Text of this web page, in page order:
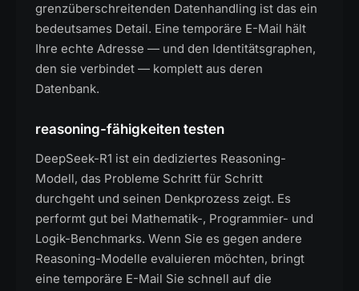
grenzüberschreitenden Datenhandling ist das ein
bedeutsames Detail. Eine temporäre E-Mail hält
Ihre echte Adresse — und den Identitätsgraphen,
den sie verbindet — komplett aus deren
Datenbank.
reasoning-fähigkeiten testen
DeepSeek-R1 ist ein dediziertes Reasoning-
Modell, das Probleme Schritt für Schritt
durchgeht und seinen Denkprozess zeigt. Es
performt gut bei Mathematik-, Programmier- und
Logik-Benchmarks. Wenn Sie es gegen andere
Reasoning-Modelle evaluieren möchten, bringt
eine temporäre E-Mail Sie schnell auf die